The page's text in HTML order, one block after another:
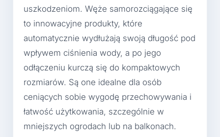
uszkodzeniom. Węże samorozciągające się
to innowacyjne produkty, które
automatycznie wydłużają swoją długość pod
wpływem ciśnienia wody, a po jego
odłączeniu kurczą się do kompaktowych
rozmiarów. Są one idealne dla osób
ceniących sobie wygodę przechowywania i
łatwość użytkowania, szczególnie w
mniejszych ogrodach lub na balkonach.